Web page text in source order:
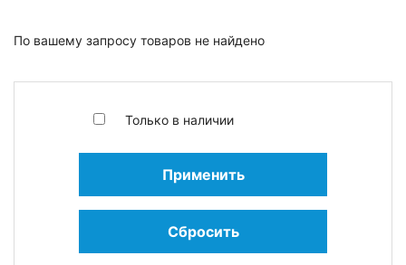
Только в наличии
Применить
Сбросить
По вашему запросу товаров не найдено